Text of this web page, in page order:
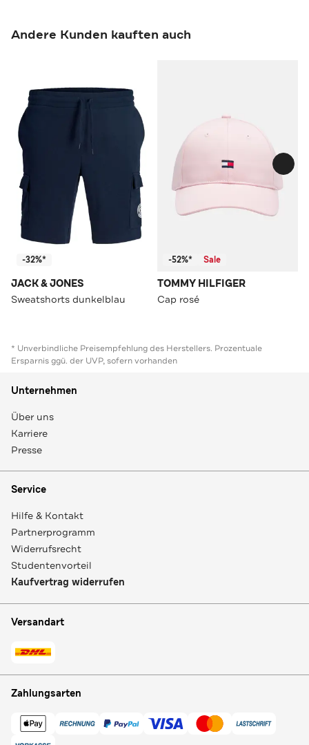
Andere Kunden kauften auch
-32%*
JACK & JONES
Sweatshorts dunkelblau
-52%* Sale
TOMMY HILFIGER
Cap rosé
* Unverbindliche Preisempfehlung des Herstellers. Prozentuale
Ersparnis ggü. der UVP, sofern vorhanden
Unternehmen
Über uns
Karriere
Presse
Service
Hilfe & Kontakt
Partnerprogramm
Widerrufsrecht
Studentenvorteil
Kaufvertrag widerrufen
Versandart
Zahlungsarten